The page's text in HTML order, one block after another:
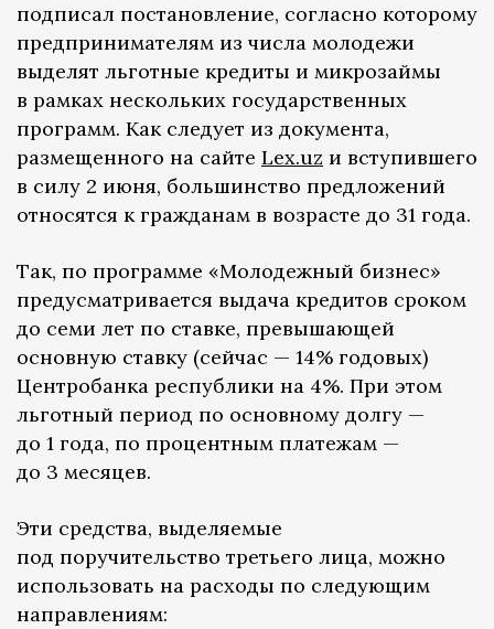
подписал постановление, согласно которому
предпринимателям из числа молодежи
выделят льготные кредиты и микрозаймы
в рамках нескольких государственных
программ. Как следует из документа,
размещенного на сайте Lex.uz и вступившего
в силу 2 июня, большинство предложений
относятся к гражданам в возрасте до 31 года.
Так, по программе «Молодежный бизнес»
предусматривается выдача кредитов сроком
до семи лет по ставке, превышающей
основную ставку (сейчас — 14% годовых)
Центробанка республики на 4%. При этом
льготный период по основному долгу —
до 1 года, по процентным платежам —
до 3 месяцев.
Эти средства, выделяемые
под поручительство третьего лица, можно
использовать на расходы по следующим
направлениям: